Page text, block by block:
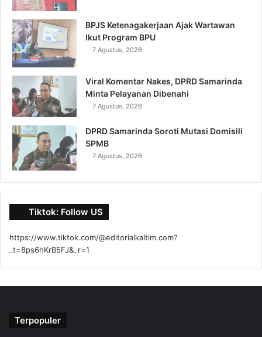
BPJS Ketenagakerjaan Ajak Wartawan
Ikut Program BPU
7 Agustus, 2026
Viral Komentar Nakes, DPRD Samarinda
Minta Pelayanan Dibenahi
7 Agustus, 2026
DPRD Samarinda Soroti Mutasi Domisili
SPMB
7 Agustus, 2026
Tiktok: Follow US
https://www.tiktok.com/@editorialkaltim.com?
_t=8ps6hKrB5FJ&_r=1
Terpopuler